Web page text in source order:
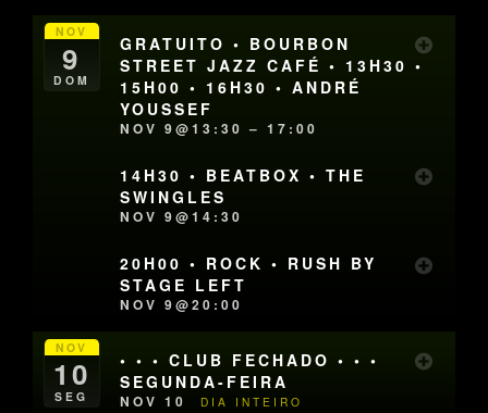
NOV
9
DOM
GRATUITO • BOURBON
STREET JAZZ CAFÉ • 13H30 •
15H00 • 16H30 • ANDRÉ
YOUSSEF
NOV 9@13:30 – 17:00
14H30 • BEATBOX • THE
SWINGLES
NOV 9@14:30
20H00 • ROCK • RUSH BY
STAGE LEFT
NOV 9@20:00
NOV
10
SEG
• • • CLUB FECHADO • • •
SEGUNDA-FEIRA
NOV 10 DIA INTEIRO